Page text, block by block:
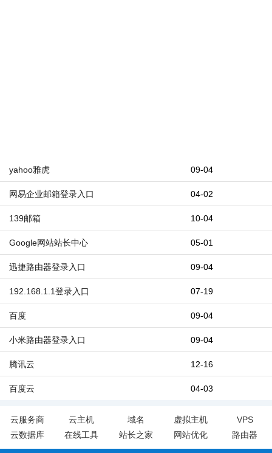
09-04
yahoo雅虎
04-02
网易企业邮箱登录入口
10-04
139邮箱
05-01
Google网站站长中心
09-04
迅捷路由器登录入口
07-19
192.168.1.1登录入口
09-04
百度
09-04
小米路由器登录入口
12-16
腾讯云
04-03
百度云
云服务商 云主机 域名 虚拟主机
VPS
云数据库
在线工具 站长之家 网站优化 路由器